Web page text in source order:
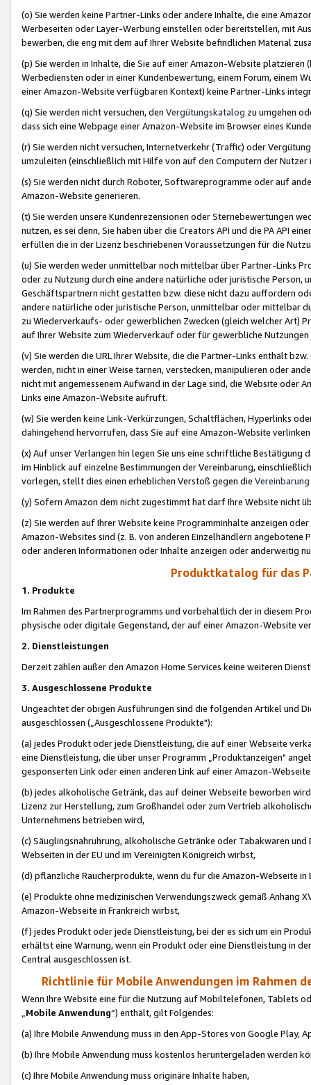
(o) Sie werden keine Partner-Links oder andere Inhalte, die eine
Werbeseiten oder Layer-Werbung einstellen oder bereitstellen, mit
bewerben, die eng mit dem auf Ihrer Website befindlichen Material
(p) Sie werden in Inhalte, die Sie auf einer Amazon-Website
Werbediensten oder in einer Kundenbewertung, einem Forum, einem
einer Amazon-Website verfügbaren Kontext) keine Partner-Links
(q) Sie werden nicht versuchen, den Vergütungskatalog zu umgehen
dass sich eine Webpage einer Amazon-Website im Browser eines
(r) Sie werden nicht versuchen, Internetverkehr (Traffic) oder
umzuleiten (einschließlich mit Hilfe von auf den Computern der
(s) Sie werden nicht durch Roboter, Softwareprogramme oder auf
Amazon-Website generieren.
(t) Sie werden unsere Kundenrezensionen oder Sternebewertungen
nutzen, es sei denn, Sie haben über die Creators API und die PA API
erfüllen die in der Lizenz beschriebenen Voraussetzungen für die
(u) Sie werden weder unmittelbar noch mittelbar über Partner-Links
oder zu Nutzung durch eine andere natürliche oder juristische
Geschäftspartnern nicht gestatten bzw. diese nicht dazu auffordern
andere natürliche oder juristische Person, unmittelbar oder mittelbar
zu Wiederverkaufs- oder gewerblichen Zwecken (gleich welcher Art)
auf Ihrer Website zum Wiederverkauf oder für gewerbliche
(v) Sie werden die URL Ihrer Website, die die Partner-Links enthält
werden, nicht in einer Weise tarnen, verstecken, manipulieren oder
nicht mit angemessenem Aufwand in der Lage sind, die Website oder
Links eine Amazon-Website aufruft.
(w) Sie werden keine Link-Verkürzungen, Schaltflächen, Hyperlinks
dahingehend hervorrufen, dass Sie auf eine Amazon-Website
(x) Auf unser Verlangen hin legen Sie uns eine schriftliche
im Hinblick auf einzelne Bestimmungen der Vereinbarung,
vorlegen, stellt dies einen erheblichen Verstoß gegen die Vereinbarung
(y) Sofern Amazon dem nicht zugestimmt hat darf Ihre Website nicht
(z) Sie werden auf Ihrer Website keine Programminhalte anzeigen
Amazon-Websites sind (z. B. von anderen Einzelhändlern
oder anderen Informationen oder Inhalte anzeigen oder anderweitig
Produktkatalog für das
1. Produkte
Im Rahmen des Partnerprogramms und vorbehaltlich der in diesem
physische oder digitale Gegenstand, der auf einer Amazon-Website
2. Dienstleistungen
Derzeit zählen außer den Amazon Home Services keine weiteren
3. Ausgeschlossene Produkte
Ungeachtet der obigen Ausführungen sind die folgenden Artikel und
ausgeschlossen („Ausgeschlossene Produkte"):
(a) jedes Produkt oder jede Dienstleistung, die auf einer Webseite
eine Dienstleistung, die über unser Programm „Produktanzeigen"
gesponserten Link oder einen anderen Link auf einer Amazon-
(b) jedes alkoholische Getränk, das auf deiner Webseite beworben
Lizenz zur Herstellung, zum Großhandel oder zum Vertrieb
Unternehmens betrieben wird,
(c) Säuglingsnahruhrung, alkoholische Getränke oder Tabakwaren
Webseiten in der EU und im Vereinigten Königreich wirbst,
(d) pflanzliche Raucherprodukte, wenn du für die Amazon-Webseite in
(e) Produkte ohne medizinischen Verwendungszweck gemäß Anhang
Amazon-Webseite in Frankreich wirbst,
(f) jedes Produkt oder jede Dienstleistung, bei der es sich um ein
erhältst eine Warnung, wenn ein Produkt oder eine Dienstleistung in
Central ausgeschlossen ist.
Richtlinie für Mobile Anwendungen im Rahmen
Wenn Ihre Website eine für die Nutzung auf Mobiltelefonen, Tablets
„Mobile Anwendung“) enthält, gilt Folgendes:
(a) Ihre Mobile Anwendung muss in den App-Stores von Google Play,
(b) Ihre Mobile Anwendung muss kostenlos heruntergeladen werden
(c) Ihre Mobile Anwendung muss originäre Inhalte haben,